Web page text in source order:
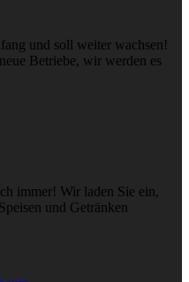
und soll weiter wachsen!
Betriebe, wir werden es
immer! Wir laden Sie ein,
und Getränken